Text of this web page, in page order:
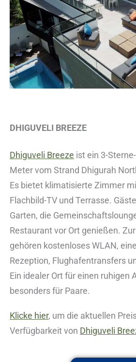
DHIGUVELI BREEZE
Dhiguveli Breeze ist ein 3-
Meter vom Strand Dhigurah
Es bietet klimatisierte Zimmer
Flachbild-TV und Terrasse.
Garten, die
Restaurant vor Ort genießen.
gehören kostenloses WLAN,
Rezeption, Flughafentransfers
Ein idealer Ort für einen ruhigen
besonders für Paare.
Klicke hier, um die aktuellen
Verfügbarkeit von Dhiguveli